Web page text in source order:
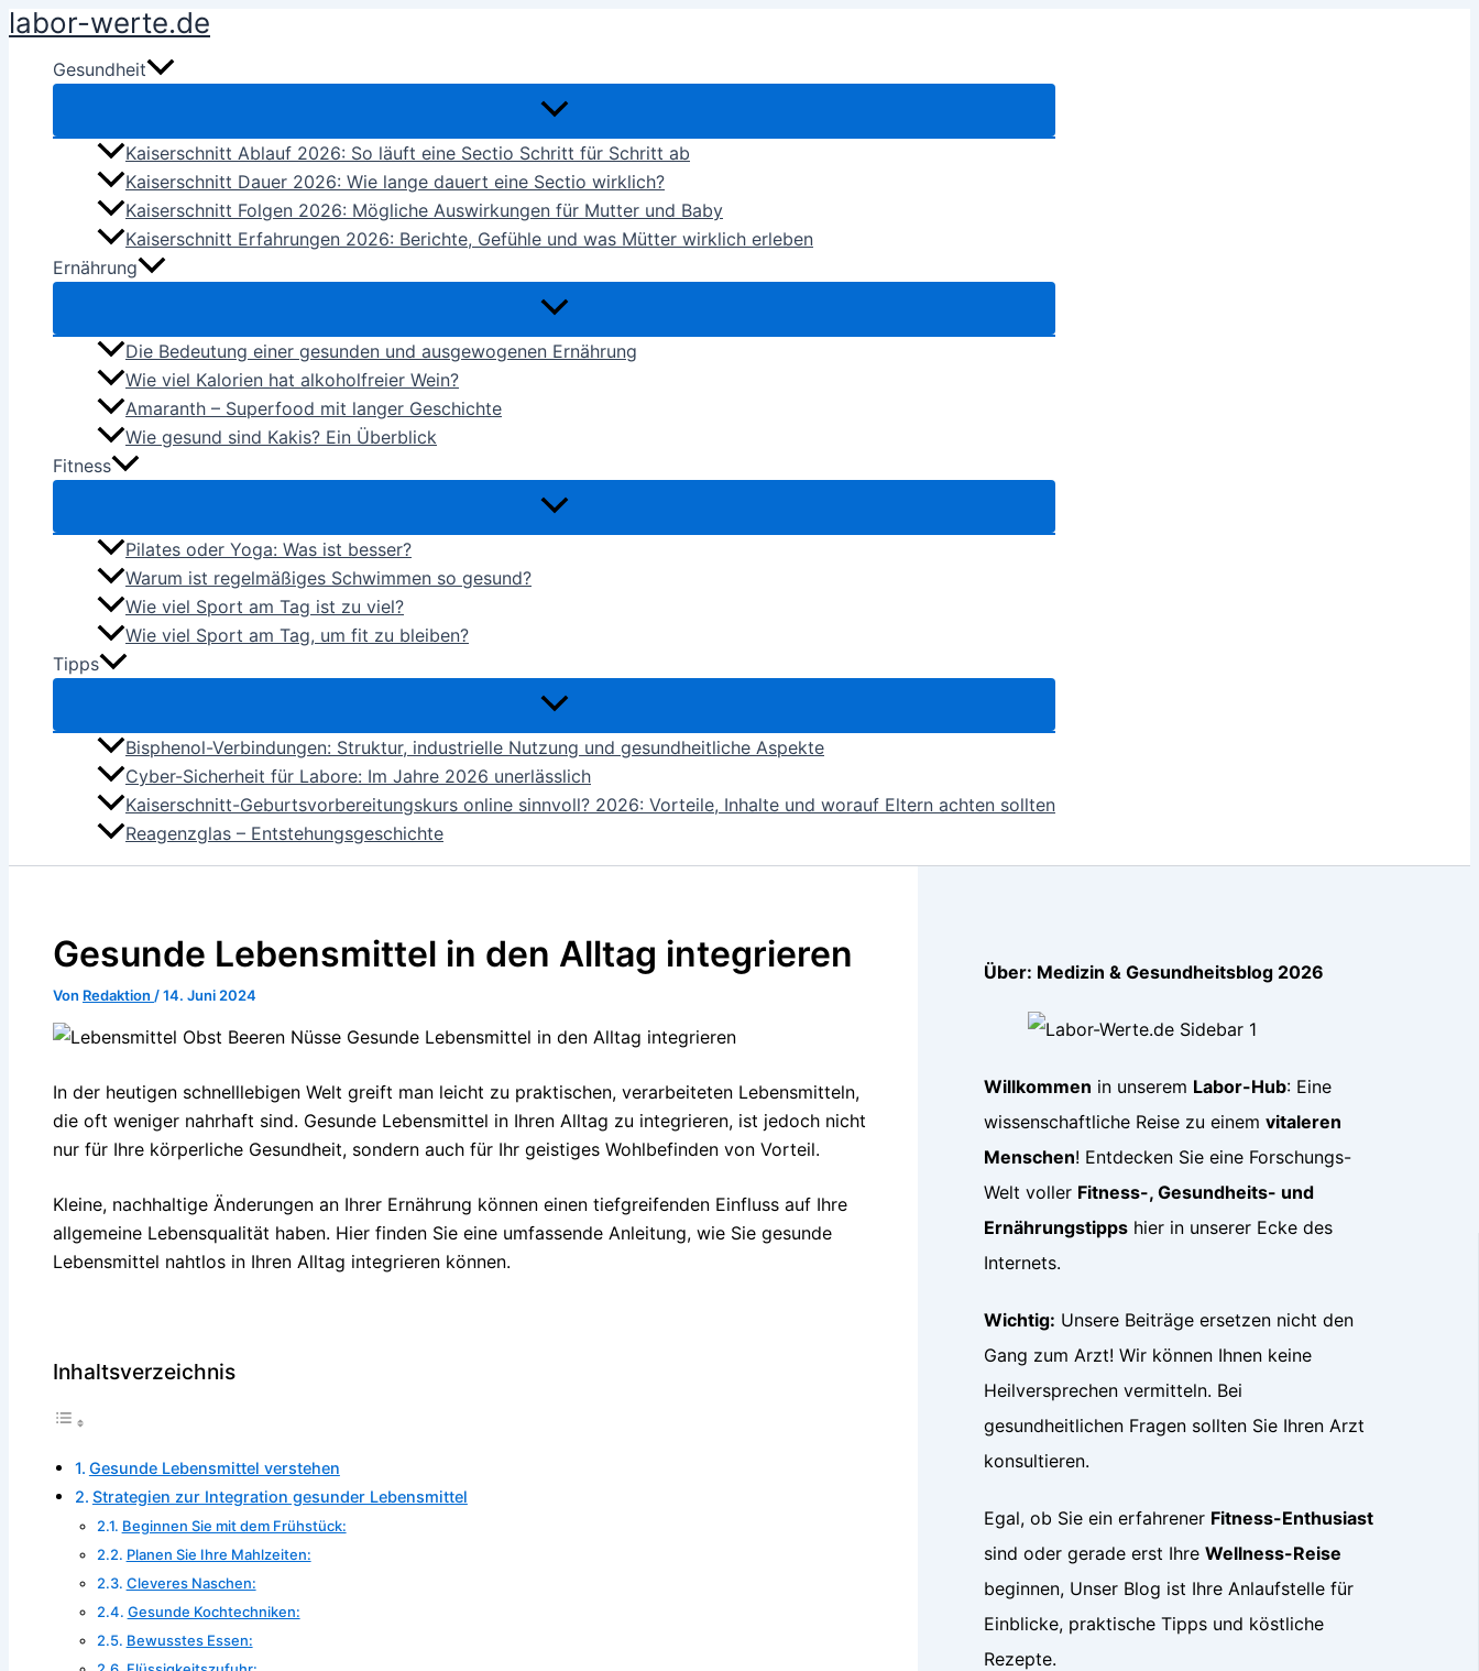
Zum
springen
labor-werte.de
Gesundheit
Kaiserschnitt Ablauf 2026: So läuft eine Sectio Schritt für Schritt ab
Kaiserschnitt Dauer 2026: Wie lange dauert eine Sectio wirklich?
Kaiserschnitt Folgen 2026: Mögliche Auswirkungen für Mutter und Baby
Kaiserschnitt Erfahrungen 2026: Berichte, Gefühle und was Mütter wirklich erleben
Ernährung
Die Bedeutung einer gesunden und ausgewogenen Ernährung
Wie viel Kalorien hat alkoholfreier Wein?
Amaranth – Superfood mit langer Geschichte
Wie gesund sind Kakis? Ein Überblick
Fitness
Pilates oder Yoga: Was ist besser?
Warum ist regelmäßiges Schwimmen so gesund?
Wie viel Sport am Tag ist zu viel?
Wie viel Sport am Tag, um fit zu bleiben?
Tipps
Bisphenol-Verbindungen: Struktur, industrielle Nutzung und gesundheitliche Aspekte
Cyber-Sicherheit für Labore: Im Jahre 2026 unerlässlich
Kaiserschnitt-Geburtsvorbereitungskurs online sinnvoll? 2026: Vorteile, Inhalte und worauf Eltern achten sollten
Reagenzglas – Entstehungsgeschichte
Gesunde Lebensmittel in den Alltag integrieren
Von Redaktion /14. Juni 2024
In der heutigen schnelllebigen Welt greift man leicht zu praktischen, verarbeiteten Lebensmitteln,
die oft weniger nahrhaft sind. Gesunde Lebensmittel in Ihren Alltag zu integrieren, ist jedoch nicht
nur für Ihre körperliche Gesundheit, sondern auch für Ihr geistiges Wohlbefinden von Vorteil.
Kleine, nachhaltige Änderungen an Ihrer Ernährung können einen tiefgreifenden Einfluss auf Ihre
allgemeine Lebensqualität haben. Hier finden Sie eine umfassende Anleitung, wie Sie gesunde
Lebensmittel nahtlos in Ihren Alltag integrieren können.
Inhaltsverzeichnis
Gesunde Lebensmittel verstehen
Strategien zur Integration gesunder Lebensmittel
Beginnen Sie mit dem Frühstück:
Planen Sie Ihre Mahlzeiten:
Cleveres Naschen:
Gesunde Kochtechniken:
Bewusstes Essen:
Über: Medizin & Gesundheitsblog 2026
Willkommen in unserem Labor-Hub: Eine
wissenschaftliche Reise zu einem vitaleren
Menschen! Entdecken Sie eine Forschungs-
Welt voller Fitness-, Gesundheits- und
Ernährungstipps hier in unserer Ecke des
Internets.
Wichtig: Unsere Beiträge ersetzen nicht den
Gang zum Arzt! Wir können Ihnen keine
Heilversprechen vermitteln. Bei
gesundheitlichen Fragen sollten Sie Ihren Arzt
konsultieren.
Egal, ob Sie ein erfahrener Fitness-Enthusiast
sind oder gerade erst Ihre Wellness-Reise
beginnen, Unser Blog ist Ihre Anlaufstelle für
Einblicke, praktische Tipps und köstliche
Rezepte.